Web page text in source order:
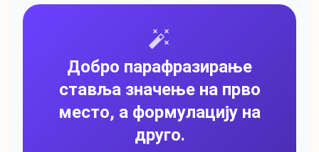
Добро парафразирање
ставља значење на прво
место, а формулацију на
друго.